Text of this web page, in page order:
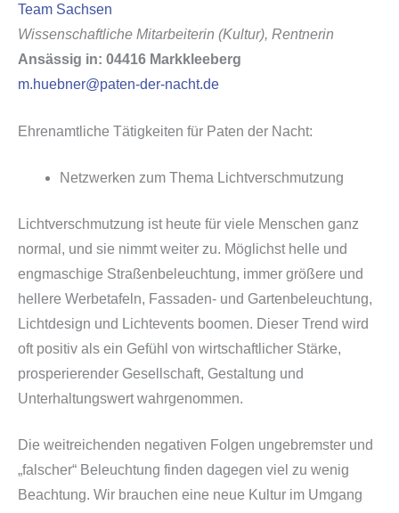
Team Sachsen
Wissenschaftliche Mitarbeiterin (Kultur), Rentnerin
Ansässig in: 04416 Markkleeberg
m.huebner@paten-der-nacht.de
Ehrenamtliche Tätigkeiten für Paten der Nacht:
Netzwerken zum Thema Lichtverschmutzung
Lichtverschmutzung ist heute für viele Menschen ganz
normal, und sie nimmt weiter zu. Möglichst helle und
engmaschige Straßenbeleuchtung, immer größere und
hellere Werbetafeln, Fassaden- und Gartenbeleuchtung,
Lichtdesign und Lichtevents boomen. Dieser Trend wird
oft positiv als ein Gefühl von wirtschaftlicher Stärke,
prosperierender Gesellschaft, Gestaltung und
Unterhaltungswert wahrgenommen.
Die weitreichenden negativen Folgen ungebremster und
„falscher“ Beleuchtung finden dagegen viel zu wenig
Beachtung. Wir brauchen eine neue Kultur im Umgang